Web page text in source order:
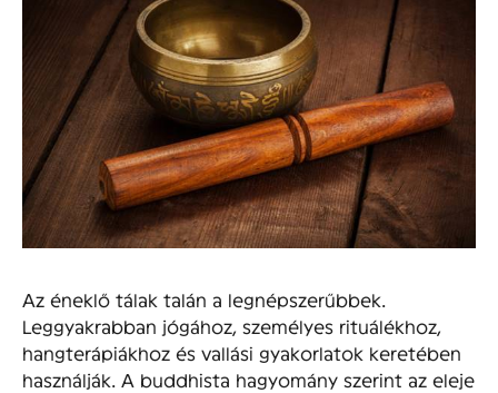
Az éneklő tálak talán a legnépszerűbbek.
Leggyakrabban jógához, személyes rituálékhoz,
hangterápiákhoz és vallási gyakorlatok keretében
használják. A buddhista hagyomány szerint az eleje